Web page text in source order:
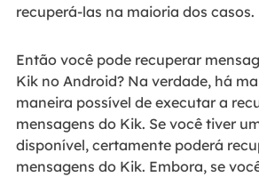
recuperá-las na maioria dos casos.
Então você pode recuperar
Kik no Android? Na verdade, há
maneira possível de executar a
mensagens do Kik. Se você tiver
disponível, certamente poderá
mensagens do Kik. Embora, se